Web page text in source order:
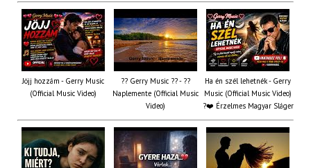
Jöjj hozzám - Gerry Music
(Official Music Video)
?? Gerry Music ?? - ??
Naplemente (Official Music
Video)
Ha én szél lehetnék - Gerry
Music (Official Music Video)
?️❤️ Érzelmes Magyar Sláger